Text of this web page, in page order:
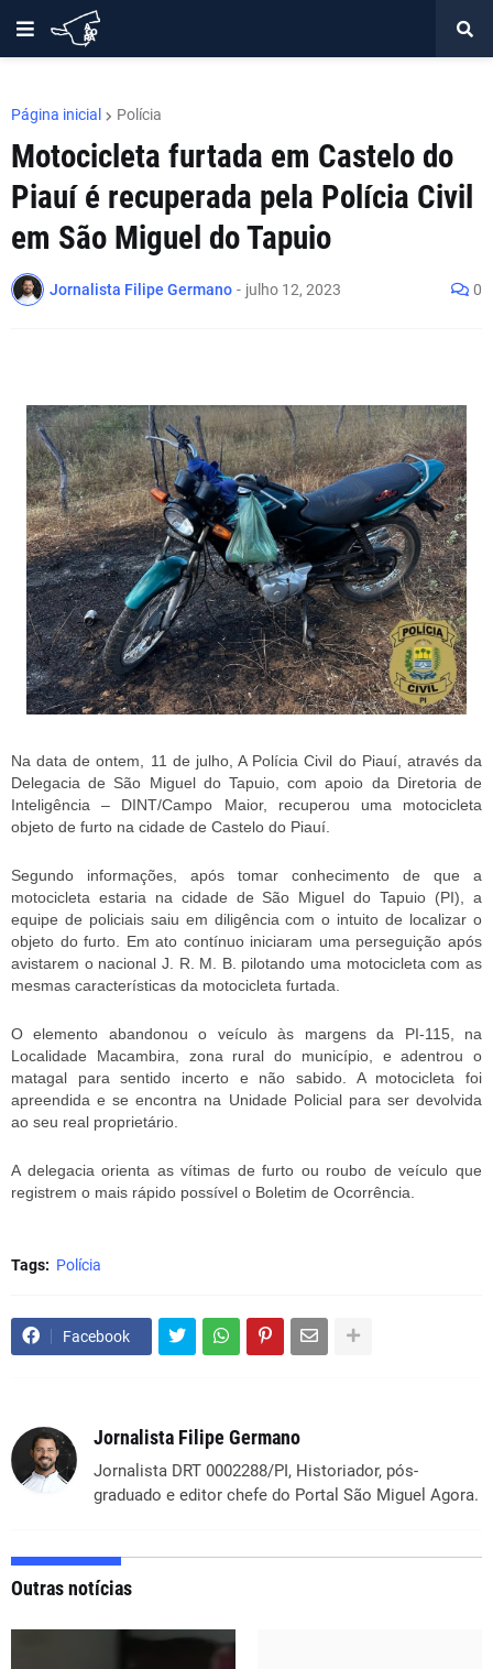
Página inicial Polícia
Motocicleta furtada em Castelo do
Piauí é recuperada pela Polícia Civil
em São Miguel do Tapuio
Jornalista Filipe Germano - julho 12, 2023 0
Na data de ontem, 11 de julho, A Polícia Civil do Piauí, através da
Delegacia de São Miguel do Tapuio, com apoio da Diretoria de
Inteligência – DINT/Campo Maior, recuperou uma motocicleta
objeto de furto na cidade de Castelo do Piauí.
Segundo informações, após tomar conhecimento de que a
motocicleta estaria na cidade de São Miguel do Tapuio (PI), a
equipe de policiais saiu em diligência com o intuito de localizar o
objeto do furto. Em ato contínuo iniciaram uma perseguição após
avistarem o nacional J. R. M. B. pilotando uma motocicleta com as
mesmas características da motocicleta furtada.
O elemento abandonou o veículo às margens da PI-115, na
Localidade Macambira, zona rural do município, e adentrou o
matagal para sentido incerto e não sabido. A motocicleta foi
apreendida e se encontra na Unidade Policial para ser devolvida
ao seu real proprietário.
A delegacia orienta as vítimas de furto ou roubo de veículo que
registrem o mais rápido possível o Boletim de Ocorrência.
Tags: Polícia
Facebook
Jornalista Filipe Germano
Jornalista DRT 0002288/PI, Historiador, pós-
graduado e editor chefe do Portal São Miguel Agora.
Outras notícias